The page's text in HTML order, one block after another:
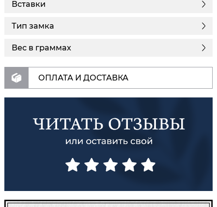
Вставки
Тип замка
Вес в граммах
ОПЛАТА И ДОСТАВКА